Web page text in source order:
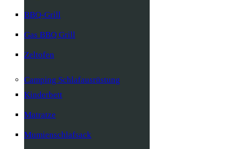
BBQ-Grill
Gas BBQ Grill
Zeltofen
Camping Schlafausrüstung
Kinderbett
Matratze
Mumienschlafsack